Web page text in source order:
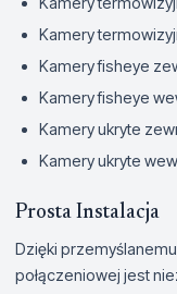
Kamery
Kamery fisheye
Kamery fisheye
Kamery ukryte
Kamery ukryte
Prosta Instalacja
Dzięki
połączeniowej jest